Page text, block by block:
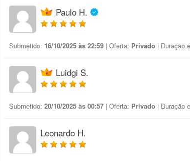
Paulo H.
Submetido: 16/10/2025 às 22:59 | Oferta: Privado | Duração
Luidgi S.
Submetido: 20/10/2025 às 00:57 | Oferta: Privado | Duração
Leonardo H.